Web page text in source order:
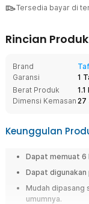
Tersedia bayar di
Rincian Produk
Brand
Garansi
1
Berat Produk
1.1
Dimensi Kemasan 27
Keunggulan
Dapat memuat 6
Dapat digunakan
Mudah dipasang
umumnya.